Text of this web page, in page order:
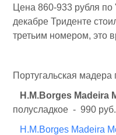
Цена 860-933 рубля
декабре Триденте
третьим номером, это
Португальская мадера
H.M.Borges Madeira
полусладкое - 990 руб.
H.M.Borges Madeira